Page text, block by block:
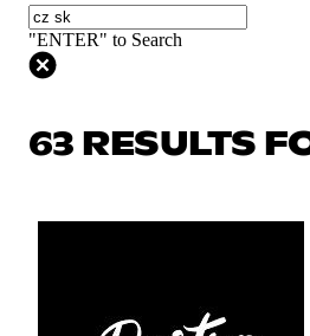
"ENTER" to Search
63 RESULTS